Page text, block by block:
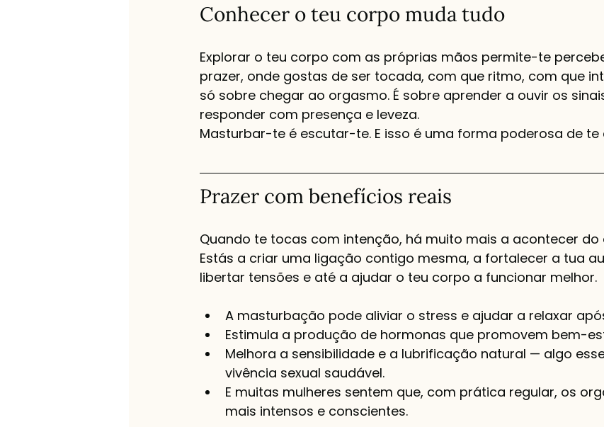
Conhecer o teu corpo muda tudo
Explorar o teu corpo com as próprias mãos permite-te
prazer, onde gostas de ser tocada, com que ritmo, com que
só sobre chegar ao orgasmo. É sobre aprender a ouvir os
responder com presença e leveza.
Masturbar-te é escutar-te. E isso é uma forma poderosa de te
Prazer com benefícios reais
Quando te tocas com intenção, há muito mais a acontecer do
Estás a criar uma ligação contigo mesma, a fortalecer a tua
libertar tensões e até a ajudar o teu corpo a funcionar melhor.
A masturbação pode aliviar o stress e ajudar a relaxar
Estimula a produção de hormonas que promovem bem-
Melhora a sensibilidade e a lubrificação natural — algo
vivência sexual saudável.
E muitas mulheres sentem que, com prática regular, os
mais intensos e conscientes.